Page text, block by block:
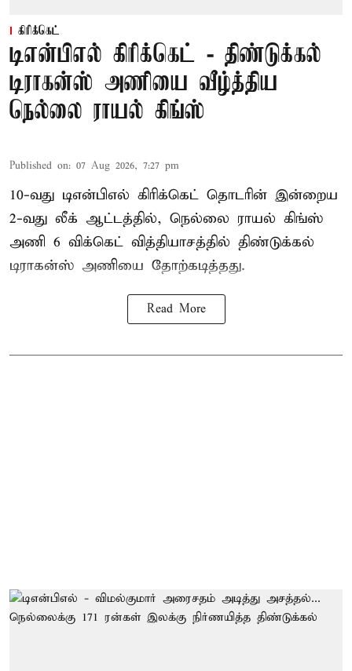
கிரிக்கெட்
டிஎன்பிஎல் கிரிக்கெட் - திண்டுக்கல்
டிராகன்ஸ் அணியை வீழ்த்திய
நெல்லை ராயல் கிங்ஸ்
Published on: 07 Aug 2026, 7:27 pm
10-வது டிஎன்பிஎல் கிரிக்கெட் தொடரின் இன்றைய
2-வது லீக் ஆட்டத்தில், நெல்லை ராயல் கிங்ஸ்
அணி 6 விக்கெட் வித்தியாசத்தில் திண்டுக்கல்
டிராகன்ஸ் அணியை தோற்கடித்தது.
Read More